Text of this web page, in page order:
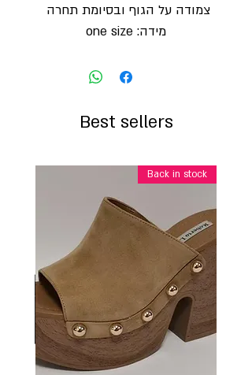
צמודה על הגוף ובסיומת תחרה
מידה: one size
Best sellers
Back in stock